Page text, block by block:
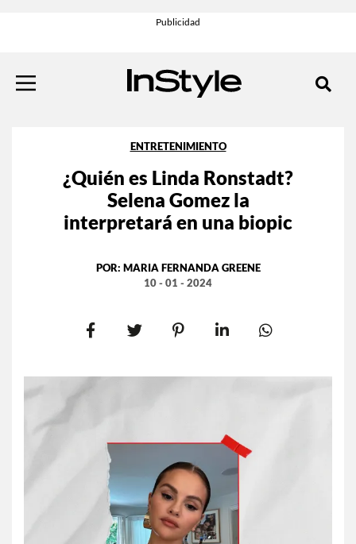
ENTRETENIMIENTO
¿Quién es Linda Ronstadt?
Selena Gomez la
interpretará en una biopic
POR: MARIA FERNANDA GREENE
10 - 01 - 2024